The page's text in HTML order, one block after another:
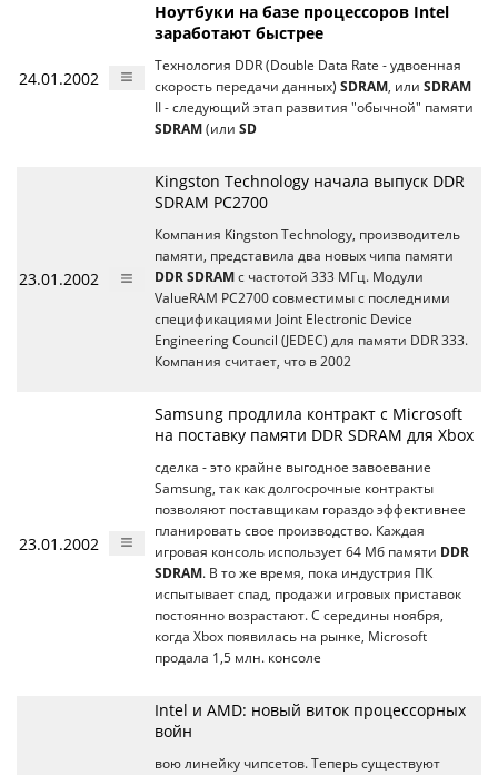
24.01.2002
Ноутбуки на базе процессоров Intel
заработают быстрее
Технология DDR (Double Data Rate - удвоенная
скорость передачи данных) SDRAM, или SDRAM
II - следующий этап развития "обычной" памяти
SDRAM (или SD
23.01.2002
Kingston Technology начала выпуск DDR
SDRAM PC2700
Компания Kingston Technology, производитель
памяти, представила два новых чипа памяти
DDR SDRAM с частотой 333 МГц. Модули
ValueRAM PC2700 совместимы с последними
спецификациями Joint Electronic Device
Engineering Council (JEDEC) для памяти DDR 333.
Компания считает, что в 2002
23.01.2002
Samsung продлила контракт с Microsoft
на поставку памяти DDR SDRAM для Xbox
сделка - это крайне выгодное завоевание
Samsung, так как долгосрочные контракты
позволяют поставщикам гораздо эффективнее
планировать свое производство. Каждая
игровая консоль использует 64 Мб памяти DDR
SDRAM. В то же время, пока индустрия ПК
испытывает спад, продажи игровых приставок
постоянно возрастают. С середины ноября,
когда Xbox появилась на рынке, Microsoft
продала 1,5 млн. консоле
Intel и AMD: новый виток процессорных
войн
вою линейку чипсетов. Теперь существуют